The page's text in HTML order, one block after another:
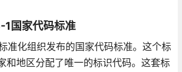
国家代码标准
准化组织发布的国家代码标准。这个标
和地区分配了唯一的标识代码。这套标